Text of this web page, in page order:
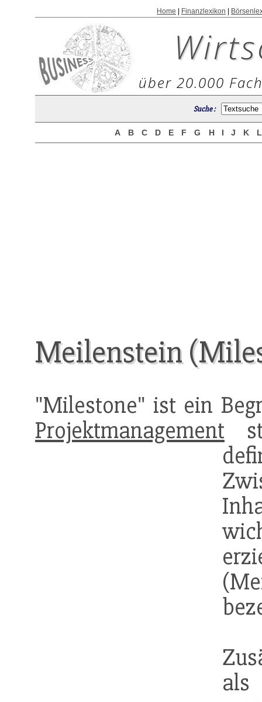
Home Finanzlexikon
über 20.000
Suche :
A B C D E F G H I J K
Meilenstein
"Milestone" ist ein
Projektmanagement